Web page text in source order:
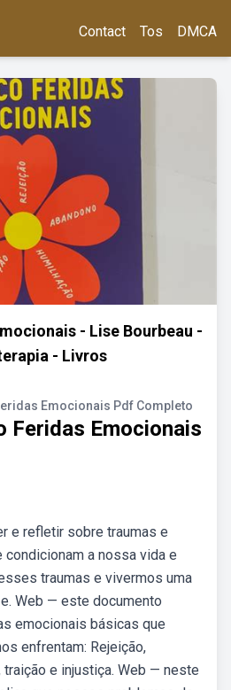
Contact Tos DMCA
- Lise Bourbeau -
- Livros
Emocionais Pdf Completo
Feridas Emocionais
e refletir sobre traumas e
a nossa vida e
traumas e vivermos uma
Web — este documento
emocionais básicas que
enfrentam: Rejeição,
traição e injustiça. Web — neste